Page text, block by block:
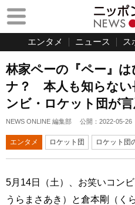
エンタメ ニュース ス
林家ペーの『ペー』
ナ？ 本人も知らない
ンビ・ロケット団が言
NEWS ONLINE 編集部 公開： 2022-05-26
エンタメ ロケット団 ロケット団
5月14日（土）、お笑いコン
うらまさあき）と倉本剛（く